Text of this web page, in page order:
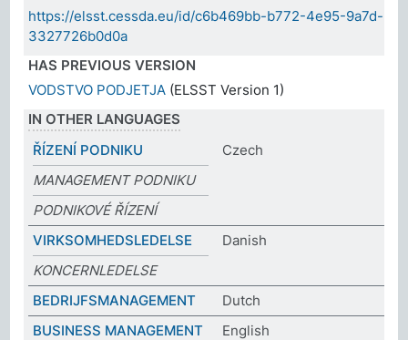
https://elsst.cessda.eu/id/c6b469bb-b772-4e95-9a7d-
3327726b0d0a
HAS PREVIOUS VERSION
VODSTVO PODJETJA (ELSST Version 1)
IN OTHER LANGUAGES
ŘÍZENÍ PODNIKU
Czech
MANAGEMENT PODNIKU
PODNIKOVÉ ŘÍZENÍ
VIRKSOMHEDSLEDELSE
Danish
KONCERNLEDELSE
BEDRIJFSMANAGEMENT
Dutch
BUSINESS MANAGEMENT
English